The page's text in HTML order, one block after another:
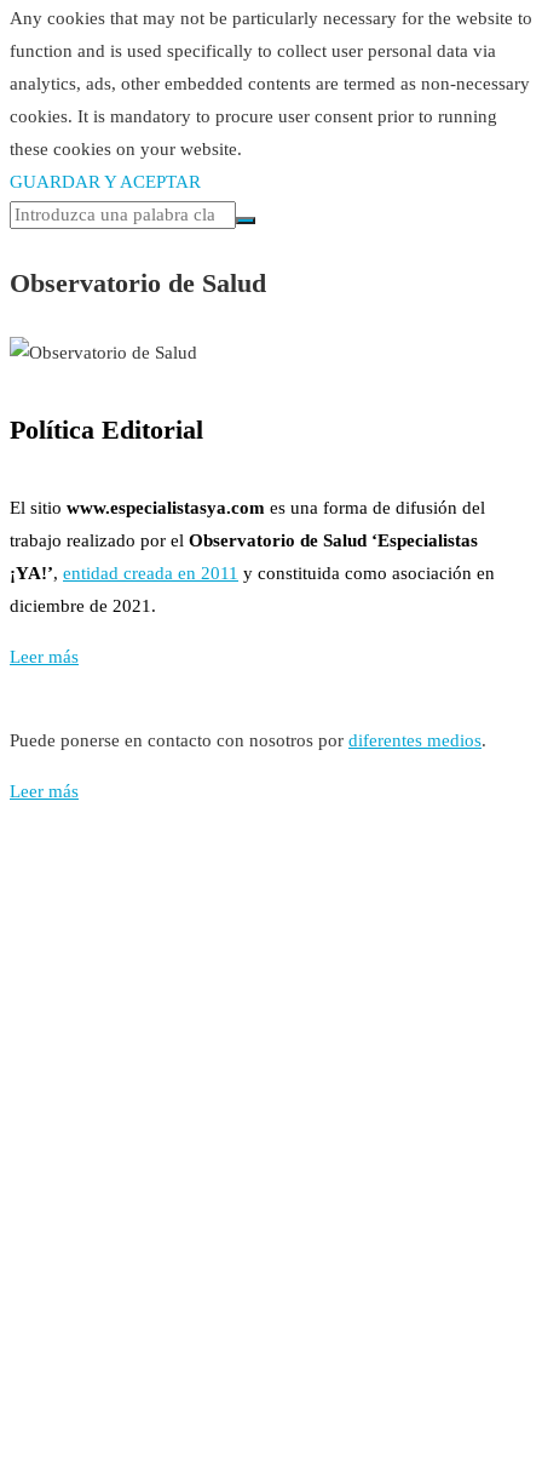
Any cookies that may not be particularly necessary for the website to
function and is used specifically to collect user personal data via
analytics, ads, other embedded contents are termed as non-necessary
cookies. It is mandatory to procure user consent prior to running
these cookies on your website.
GUARDAR Y ACEPTAR
Observatorio de Salud
Política Editorial
El sitio www.especialistasya.com es una forma de difusión del
trabajo realizado por el Observatorio de Salud ‘Especialistas
¡YA!’, entidad creada en 2011 y constituida como asociación en
diciembre de 2021.
Leer más
Puede ponerse en contacto con nosotros por diferentes medios.
Leer más